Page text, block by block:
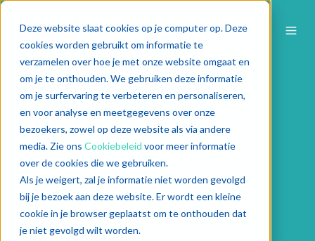
Deze website slaat cookies op je computer op. Deze
cookies worden gebruikt om informatie te
verzamelen over hoe je met onze website omgaat en
om je te onthouden. We gebruiken deze informatie
om je surfervaring te verbeteren en personaliseren,
en voor analyse en meetgegevens over onze
bezoekers, zowel op deze website als via andere
media. Zie ons Cookiebeleid voor meer informatie
over de cookies die we gebruiken.
Als je weigert, zal je informatie niet worden gevolgd
bij je bezoek aan deze website. Er wordt een kleine
cookie in je browser geplaatst om te onthouden dat
je niet gevolgd wilt worden.